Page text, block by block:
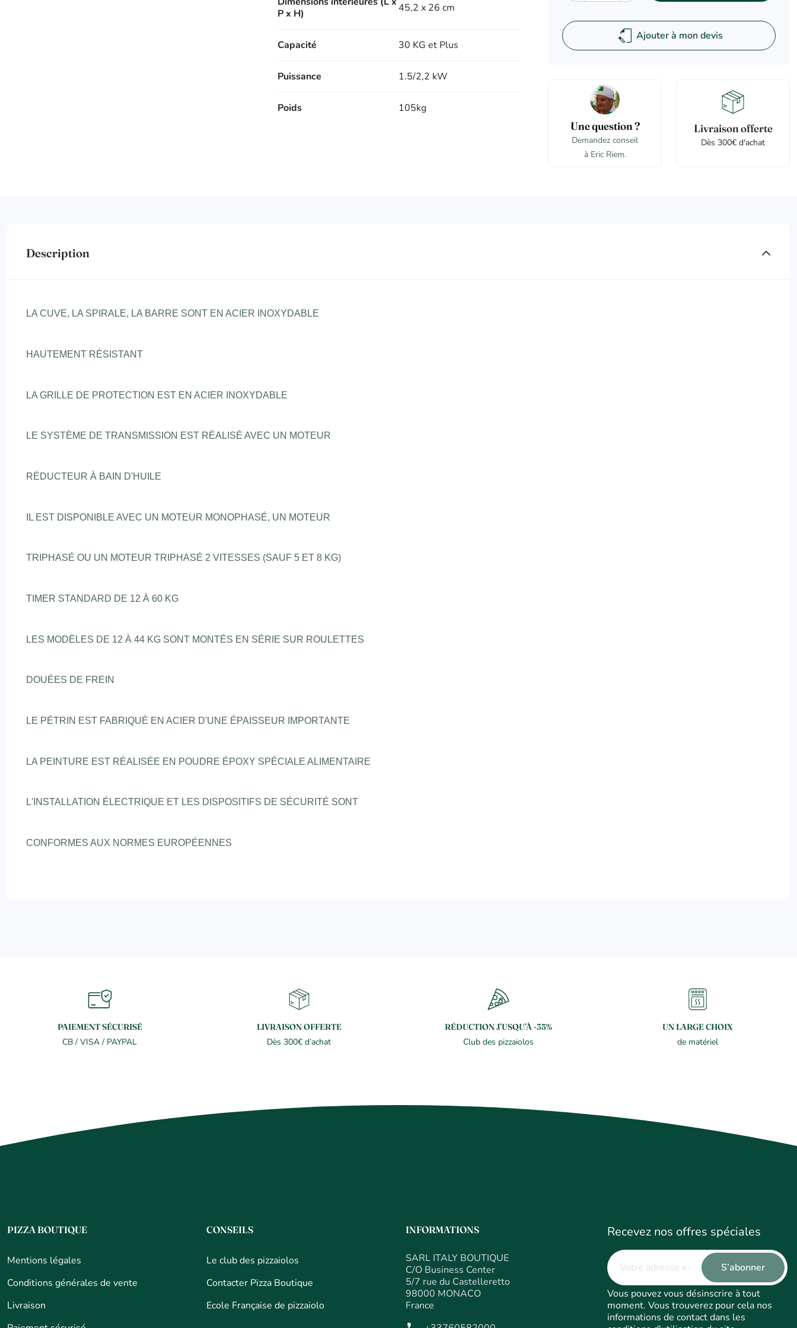
P x H)
45,2 x 26 cm
Capacité 30 KG et Plus
Puissance 1.5/2,2 kW
Poids 105kg
Ajouter à mon devis
Une question ?
Demandez conseil
à Eric Riem.
Livraison offerte
Dès 300€ d'achat
Description
LA CUVE, LA SPIRALE, LA BARRE SONT EN ACIER INOXYDABLE
HAUTEMENT RÉSISTANT
LA GRILLE DE PROTECTION EST EN ACIER INOXYDABLE
LE SYSTÈME DE TRANSMISSION EST RÉALISÉ AVEC UN MOTEUR
RÉDUCTEUR À BAIN D'HUILE
IL EST DISPONIBLE AVEC UN MOTEUR MONOPHASÉ, UN MOTEUR
TRIPHASÉ OU UN MOTEUR TRIPHASÉ 2 VITESSES (SAUF 5 ET 8 KG)
TIMER STANDARD DE 12 À 60 KG
LES MODÈLES DE 12 À 44 KG SONT MONTÉS EN SÉRIE SUR ROULETTES
DOUÉES DE FREIN
LE PÉTRIN EST FABRIQUÉ EN ACIER D'UNE ÉPAISSEUR IMPORTANTE
LA PEINTURE EST RÉALISÉE EN POUDRE ÉPOXY SPÉCIALE ALIMENTAIRE
L'INSTALLATION ÉLECTRIQUE ET LES DISPOSITIFS DE SÉCURITÉ SONT
CONFORMES AUX NORMES EUROPÉENNES
PAIEMENT SÉCURISÉ
CB / VISA / PAYPAL
LIVRAISON OFFERTE
Dès 300€ d’achat
RÉDUCTION J’USQU’À -35%
Club des pizzaiolos
UN LARGE CHOIX
de matériel
PIZZA BOUTIQUE
Mentions légales
Conditions générales de vente
Livraison
CONSEILS
Le club des pizzaiolos
Contacter Pizza Boutique
Ecole Française de pizzaiolo
INFORMATIONS
SARL ITALY BOUTIQUE
C/O Business Center
5/7 rue du Castelleretto
98000 MONACO
France
Recevez nos offres spéciales
Vous pouvez vous désinscrire à tout
moment. Vous trouverez pour cela nos
informations de contact dans les